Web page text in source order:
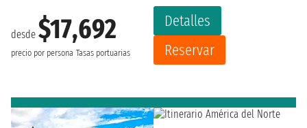
desde $17,692
precio por persona Tasas portuarias
Detalles
Reservar